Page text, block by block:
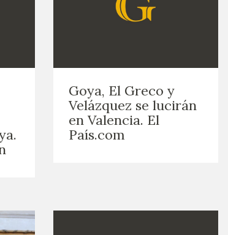
Goya, El Greco y
Velázquez se lucirán
en Valencia. El
País.com